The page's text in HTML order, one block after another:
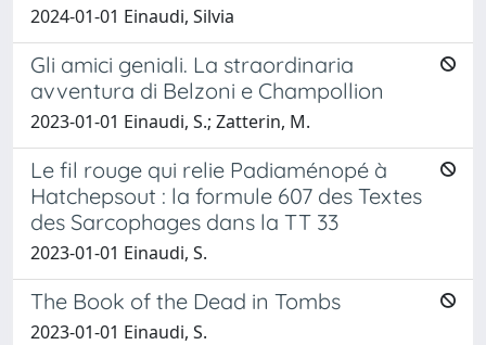
2024-01-01 Einaudi, Silvia
Gli amici geniali. La straordinaria
avventura di Belzoni e Champollion
2023-01-01 Einaudi, S.; Zatterin, M.
Le fil rouge qui relie Padiaménopé à
Hatchepsout : la formule 607 des Textes
des Sarcophages dans la TT 33
2023-01-01 Einaudi, S.
The Book of the Dead in Tombs
2023-01-01 Einaudi, S.